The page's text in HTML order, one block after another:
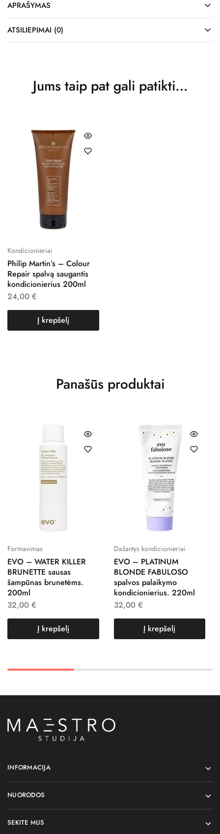
APRAŠYMAS
ATSILIEPIMAI (0)
Jums taip pat gali patikti…
Kondicionieriai
Philip Martin’s – Colour
Repair spalvą saugantis
kondicionierius 200ml
24,00 €
Į krepšelį
Panašūs produktai
Formavimas
EVO – WATER KILLER
BRUNETTE sausas
šampūnas brunetėms.
200ml
32,00 €
Į krepšelį
Dažantys kondicionieriai
EVO – PLATINUM
BLONDE FABULOSO
spalvos palaikymo
kondicionierius. 220ml
32,00 €
Į krepšelį
INFORMACIJA
NUORODOS
SEKITE MUS